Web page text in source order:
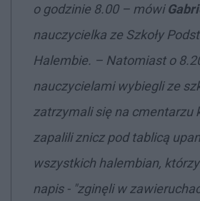
o godzinie 8.00 – mówi
nauczycielka ze Szkoły
Halembie. – Natomiast o
nauczycielami wybiegli ze
zatrzymali się na cmentarzu
zapalili znicz pod tablicą
wszystkich halembian,
napis - "zginęli w